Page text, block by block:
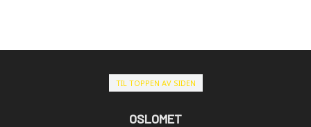
TIL TOPPEN AV SIDEN
OSLOMET